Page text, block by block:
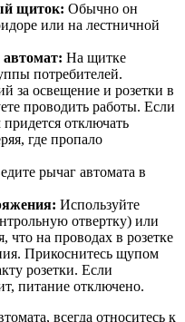
щиток: Обычно он
или на лестничной
На щитке
потребителей.
за освещение и розетки в
проводить работы. Если
придется отключать
где пропало
рычаг автомата в
Используйте
отвертку) или
что на проводах в розетке
Прикоснитесь щупом
розетки. Если
питание отключено.
всегда относитесь к